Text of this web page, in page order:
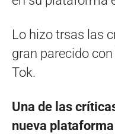
Lo hizo trsas las
gran parecido
Tok.
Una de las
nueva